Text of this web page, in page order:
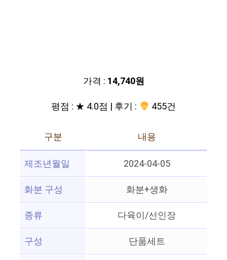
가격 : 14,740원
평점 : ★ 4.0점 | 후기 :
455건
구분
내용
제조년월일
2024-04-05
화분 구성
화분+생화
종류
다육이/선인장
구성
단품세트